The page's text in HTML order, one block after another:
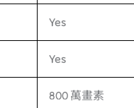
Yes
Yes
800 萬畫素